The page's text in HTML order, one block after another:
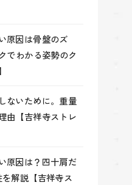
原因は骨盤のズ
でわかる姿勢のク
ないために。重量
由【吉祥寺ストレ
原因は？四十肩だ
解説【吉祥寺ス